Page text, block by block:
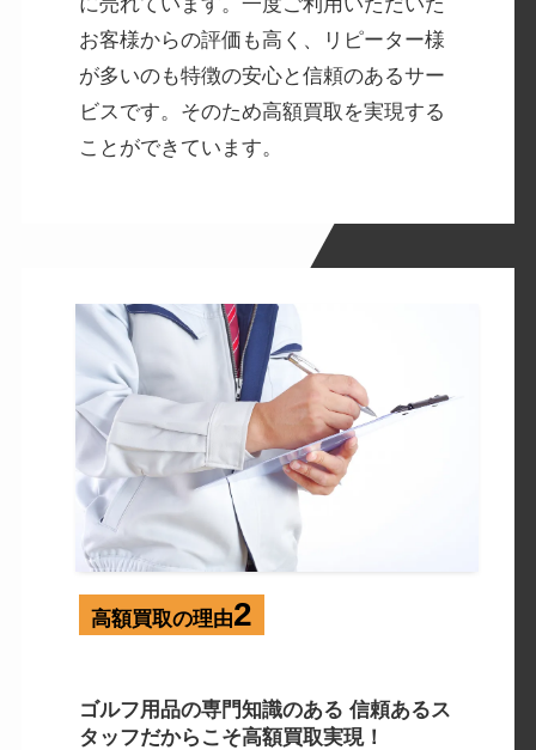
お客様からの評価も高く、リピーター様
が多いのも特徴の安心と信頼のあるサー
ビスです。そのため高額買取を実現する
ことができています。
高額買取の理由2
ゴルフ用品の専門知識のある 信頼あるス
タッフだからこそ高額買取実現！